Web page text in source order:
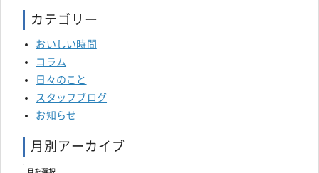
カテゴリー
おいしい時間
コラム
日々のこと
スタッフブログ
お知らせ
月別アーカイブ